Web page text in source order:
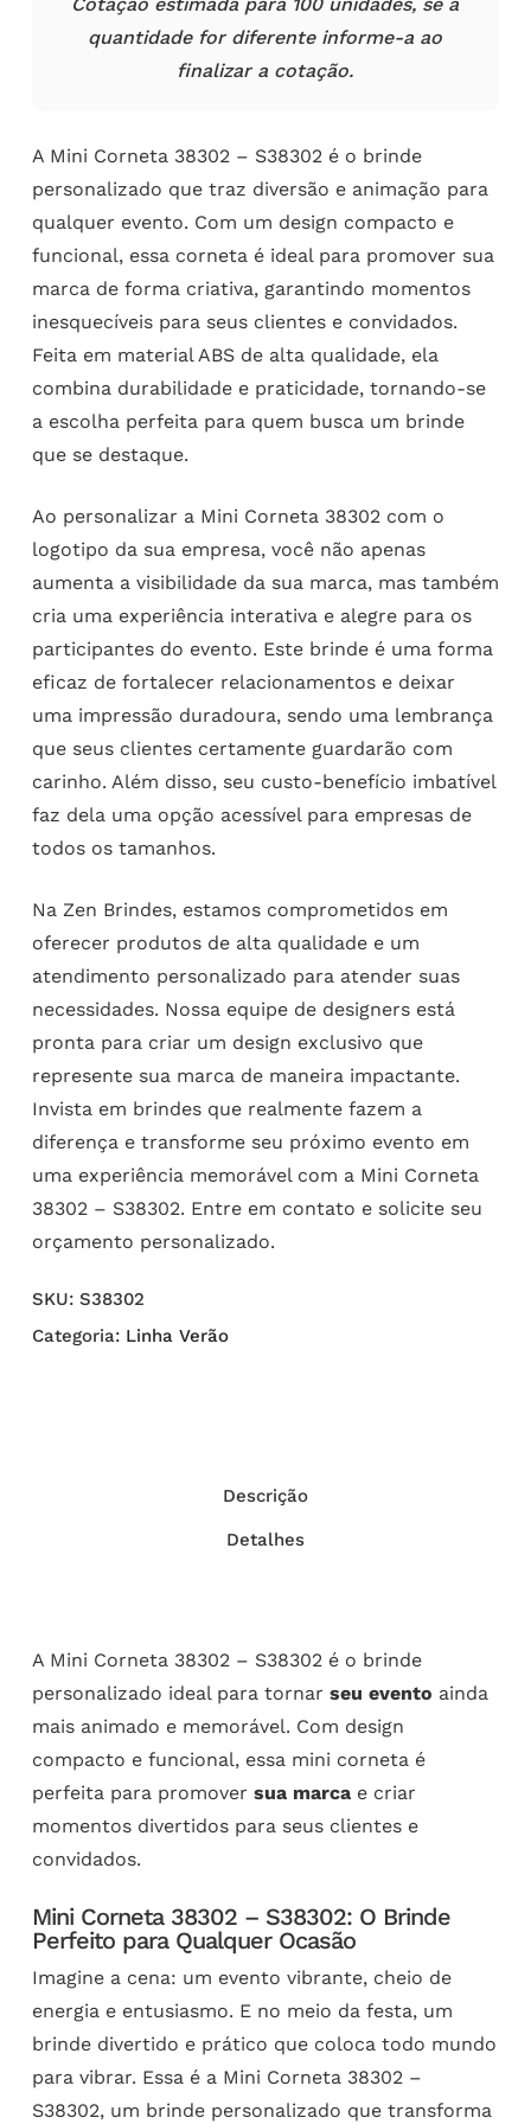
quantidade for diferente informe-a ao
finalizar a cotação.
A Mini Corneta 38302 – S38302 é o brinde
personalizado que traz diversão e animação para
qualquer evento. Com um design compacto e
funcional, essa corneta é ideal para promover sua
marca de forma criativa, garantindo momentos
inesquecíveis para seus clientes e convidados.
Feita em material ABS de alta qualidade, ela
combina durabilidade e praticidade, tornando-se
a escolha perfeita para quem busca um brinde
que se destaque.
Ao personalizar a Mini Corneta 38302 com o
logotipo da sua empresa, você não apenas
aumenta a visibilidade da sua marca, mas também
cria uma experiência interativa e alegre para os
participantes do evento. Este brinde é uma forma
eficaz de fortalecer relacionamentos e deixar
uma impressão duradoura, sendo uma lembrança
que seus clientes certamente guardarão com
carinho. Além disso, seu custo-benefício imbatível
faz dela uma opção acessível para empresas de
todos os tamanhos.
Na Zen Brindes, estamos comprometidos em
oferecer produtos de alta qualidade e um
atendimento personalizado para atender suas
necessidades. Nossa equipe de designers está
pronta para criar um design exclusivo que
represente sua marca de maneira impactante.
Invista em brindes que realmente fazem a
diferença e transforme seu próximo evento em
uma experiência memorável com a Mini Corneta
38302 – S38302. Entre em contato e solicite seu
orçamento personalizado.
SKU: S38302
Categoria: Linha Verão
Descrição
Detalhes
A Mini Corneta 38302 – S38302 é o brinde
personalizado ideal para tornar seu evento ainda
mais animado e memorável. Com design
compacto e funcional, essa mini corneta é
perfeita para promover sua marcae criar
momentos divertidos para seus clientes e
convidados.
Mini Corneta 38302 – S38302: O Brinde
Perfeito para Qualquer Ocasão
Imagine a cena: um evento vibrante, cheio de
energia e entusiasmo. E no meio da festa, um
brinde divertido e prático que coloca todo mundo
para vibrar. Essa é a Mini Corneta 38302 –
S38302, um brinde personalizado que transforma